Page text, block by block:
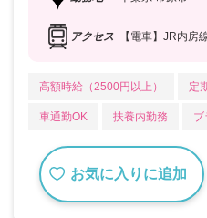
アクセス 【電車】JR内
高額時給（2500円以上） 定
車通勤OK 扶養内勤務 ブ
お気に入りに追加